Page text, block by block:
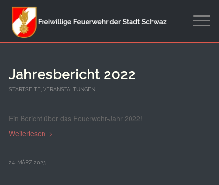
Jahresbericht 2022
STARTSEITE, VERANSTALTUNGEN
Ein Bericht über das Feuerwehr-Jahr 2022!
Weiterlesen
24. MÄRZ 2023